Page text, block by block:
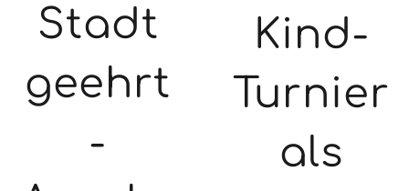
Stadt
geehrt
-
Kind-
Turnier
als